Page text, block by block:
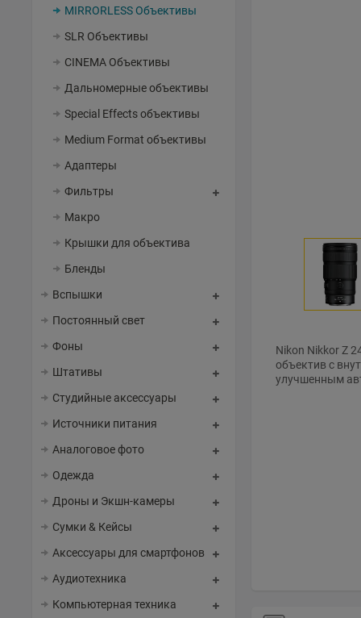
MIRRORLESS Объективы
SLR Объективы
CINEMA Объективы
Дальномерные объективы
Special Effects объективы
Medium Format объективы
Адаптеры
Фильтры
Макро
Крышки для объектива
Бленды
Вспышки
Постоянный свет
Фоны
Штативы
Студийные аксессуары
Источники питания
Аналоговое фото
Одежда
Дроны и Экшн-камеры
Сумки & Кейсы
Аксессуары для смартфонов
Аудиотехника
Компьютерная техника
Nikon Nikkor Z
объектив с
улучшенным